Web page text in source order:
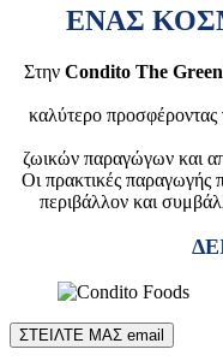
ΕΝΑΣ
Στην Condito The
καλύτερο προσφέροντας
ζωικών παραγώγων και
Οι πρακτικές παραγωγής
περιβάλλον και
ΣΤΕΙΛΤΕ ΜΑΣ email